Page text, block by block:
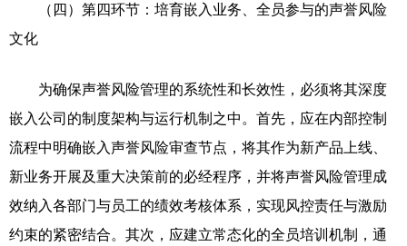
（四）第四环节：培育嵌入业务、全员参与的声誉风险
文化
为确保声誉风险管理的系统性和长效性，必须将其深度
嵌入公司的制度架构与运行机制之中。首先，应在内部控制
流程中明确嵌入声誉风险审查节点，将其作为新产品上线、
新业务开展及重大决策前的必经程序，并将声誉风险管理成
效纳入各部门与员工的绩效考核体系，实现风控责任与激励
约束的紧密结合。其次，应建立常态化的全员培训机制，通